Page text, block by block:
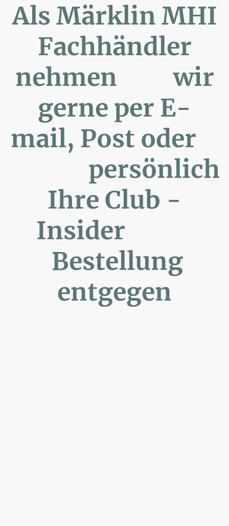
Als Märklin MHI
Fachhändler
nehmen wir
gerne per E-
mail, Post oder
persönlich
Ihre Club -
Insider
Bestellung
entgegen